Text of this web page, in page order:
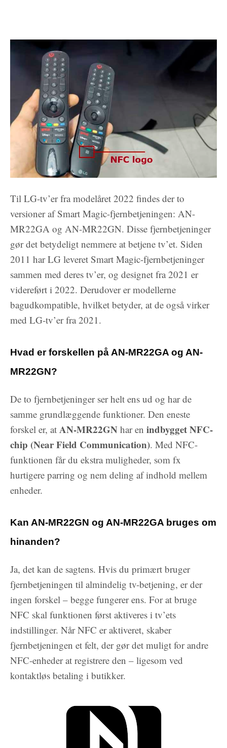
Til LG-tv’er fra modelåret 2022 findes der to
versioner af Smart Magic-fjernbetjeningen: AN-
MR22GA og AN-MR22GN. Disse fjernbetjeninger
gør det betydeligt nemmere at betjene tv’et. Siden
2011 har LG leveret Smart Magic-fjernbetjeninger
sammen med deres tv’er, og designet fra 2021 er
videreført i 2022. Derudover er modellerne
bagudkompatible, hvilket betyder, at de også virker
med LG-tv’er fra 2021.
Hvad er forskellen på AN-MR22GA og AN-
MR22GN?
De to fjernbetjeninger ser helt ens ud og har de
samme grundlæggende funktioner. Den eneste
forskel er, at AN-MR22GN har en indbygget NFC-
chip (Near Field Communication). Med NFC-
funktionen får du ekstra muligheder, som fx
hurtigere parring og nem deling af indhold mellem
enheder.
Kan AN-MR22GN og AN-MR22GA bruges om
hinanden?
Ja, det kan de sagtens. Hvis du primært bruger
fjernbetjeningen til almindelig tv-betjening, er der
ingen forskel – begge fungerer ens. For at bruge
NFC skal funktionen først aktiveres i tv’ets
indstillinger. Når NFC er aktiveret, skaber
fjernbetjeningen et felt, der gør det muligt for andre
NFC-enheder at registrere den – ligesom ved
kontaktløs betaling i butikker.